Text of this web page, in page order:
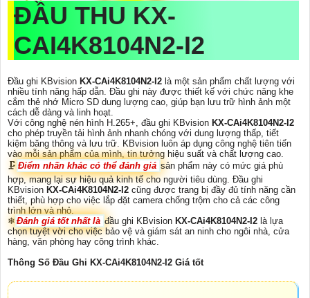
ĐẦU THU KX-
CAI4K8104N2-I2
Đầu ghi KBvision KX-CAi4K8104N2-I2 là một sản phẩm chất lượng với
nhiều tính năng hấp dẫn. Đầu ghi này được thiết kế với chức năng khe
cắm thẻ nhớ Micro SD dung lượng cao, giúp bạn lưu trữ hình ảnh một
cách dễ dàng và linh hoạt.
Với công nghệ nén hình H.265+, đầu ghi KBvision KX-CAi4K8104N2-I2
cho phép truyền tải hình ảnh nhanh chóng với dung lượng thấp, tiết
kiệm băng thông và lưu trữ. KBvision luôn áp dụng công nghệ tiên tiến
vào mỗi sản phẩm của mình, tin tưởng hiệu suất và chất lượng cao.
🗜️ Điểm nhấn khác có thể đánh giá sản phẩm này có mức giá phù
hợp, mang lại sự hiệu quả kinh tế cho người tiêu dùng. Đầu ghi
KBvision KX-CAi4K8104N2-I2 cũng được trang bị đầy đủ tính năng cần
thiết, phù hợp cho việc lắp đặt camera chống trộm cho cả các công
trình lớn và nhỏ.
❄ Đánh giá tốt nhất là đầu ghi KBvision KX-CAi4K8104N2-I2 là lựa
chọn tuyệt vời cho việc bảo vệ và giám sát an ninh cho ngôi nhà, cửa
hàng, văn phòng hay công trình khác.
Thông Số Đầu Ghi KX-CAi4K8104N2-I2 Giá tốt